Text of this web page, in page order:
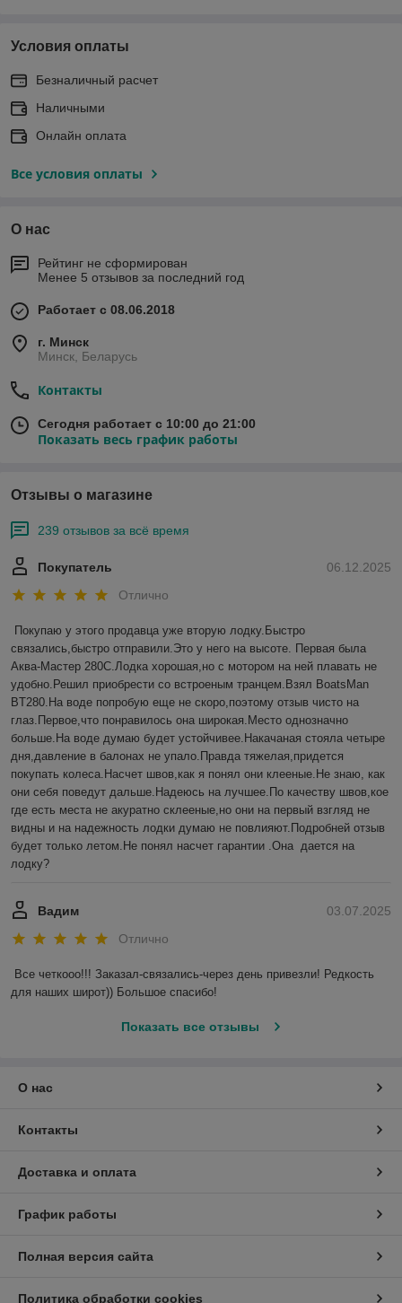
Условия оплаты
Безналичный расчет
Наличными
Онлайн оплата
Все условия оплаты
О нас
Рейтинг не сформирован
Менее 5 отзывов за последний год
Работает с 08.06.2018
г. Минск
Минск, Беларусь
Контакты
Сегодня работает с 10:00 до 21:00
Показать весь график работы
Отзывы о магазине
239 отзывов за всё время
06.12.2025
Покупатель
Отлично
Покупаю у этого продавца уже вторую лодку.Быстро
связались,быстро отправили.Это у него на высоте. Первая была
Аква-Мастер 280С.Лодка хорошая,но с мотором на ней плавать не
удобно.Решил приобрести со встроеным транцем.Взял BoatsMan
BT280.На воде попробую еще не скоро,поэтому отзыв чисто на
глаз.Первое,что понравилось она широкая.Место однозначно
больше.На воде думаю будет устойчивее.Накачаная стояла четыре
дня,давление в балонах не упало.Правда тяжелая,придется
покупать колеса.Насчет швов,как я понял они клееные.Не знаю, как
они себя поведут дальше.Надеюсь на лучшее.По качеству швов,кое
где есть места не акуратно склееные,но они на первый взгляд не
видны и на надежность лодки думаю не повлияют.Подробней отзыв
будет только летом.Не понял насчет гарантии .Она  дается на
лодку?
03.07.2025
Вадим
Отлично
Все четкооо!!! Заказал-связались-через день привезли! Редкость
для наших широт)) Большое спасибо!
Показать все отзывы
О нас
Контакты
Доставка и оплата
График работы
Полная версия сайта
Политика обработки cookies